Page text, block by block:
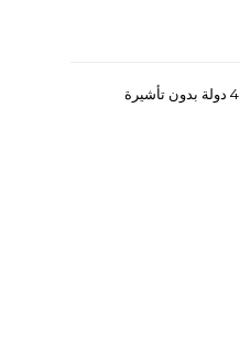
تعرف على 40 دولة بدون تأشيرة